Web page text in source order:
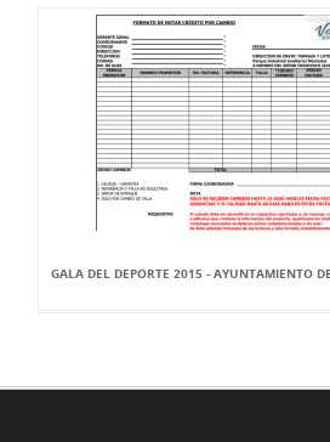
GALA DEL DEPORTE 2015 - AYUNTAMIENTO